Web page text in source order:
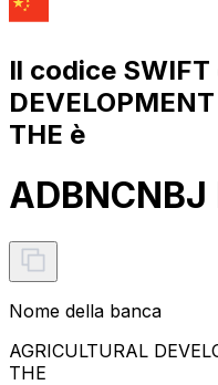
Il codice SWIFT
THE è
ADBNCNBJ
Nome della banca
AGRICULTURAL
THE